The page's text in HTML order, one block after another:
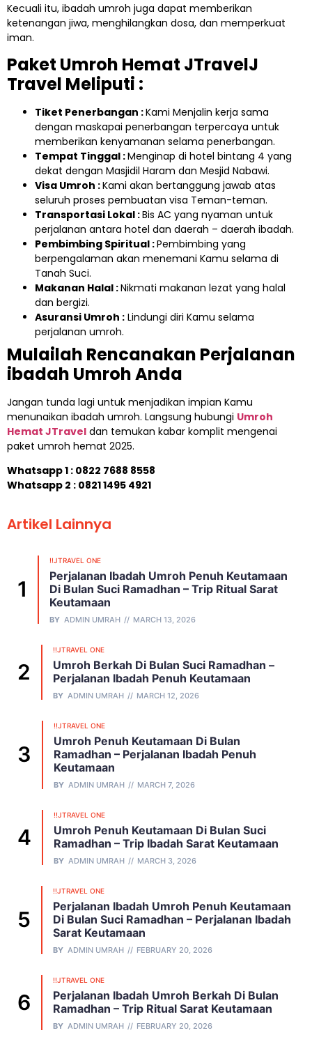
Kecuali itu, ibadah umroh juga dapat memberikan
ketenangan jiwa, menghilangkan dosa, dan memperkuat
iman.
Paket Umroh Hemat JTravelJ
Travel Meliputi :
Tiket Penerbangan :Kami Menjalin kerja sama
dengan maskapai penerbangan terpercaya untuk
memberikan kenyamanan selama penerbangan.
Tempat Tinggal :Menginap di hotel bintang 4 yang
dekat dengan Masjidil Haram dan Mesjid Nabawi.
Visa Umroh :Kami akan bertanggung jawab atas
seluruh proses pembuatan visa Teman-teman.
Transportasi Lokal :Bis AC yang nyaman untuk
perjalanan antara hotel dan daerah – daerah ibadah.
Pembimbing Spiritual :Pembimbing yang
berpengalaman akan menemani Kamu selama di
Tanah Suci.
Makanan Halal :Nikmati makanan lezat yang halal
dan bergizi.
Asuransi Umroh : Lindungi diri Kamu selama
perjalanan umroh.
Mulailah Rencanakan Perjalanan
ibadah Umroh Anda
Jangan tunda lagi untuk menjadikan impian Kamu
menunaikan ibadah umroh. Langsung hubungi Umroh
Hemat JTravel dan temukan kabar komplit mengenai
paket umroh hemat 2025.
Whatsapp 1 : 0822 7688 8558
Whatsapp 2 : 0821 1495 4921
Artikel Lainnya
!!JTRAVEL ONE
Perjalanan Ibadah Umroh Penuh Keutamaan
Di Bulan Suci Ramadhan – Trip Ritual Sarat
Keutamaan
BY ADMIN UMRAH MARCH 13, 2026
!!JTRAVEL ONE
Umroh Berkah Di Bulan Suci Ramadhan –
Perjalanan Ibadah Penuh Keutamaan
BY ADMIN UMRAH MARCH 12, 2026
!!JTRAVEL ONE
Umroh Penuh Keutamaan Di Bulan
Ramadhan – Perjalanan Ibadah Penuh
Keutamaan
BY ADMIN UMRAH MARCH 7, 2026
!!JTRAVEL ONE
Umroh Penuh Keutamaan Di Bulan Suci
Ramadhan – Trip Ibadah Sarat Keutamaan
BY ADMIN UMRAH MARCH 3, 2026
!!JTRAVEL ONE
Perjalanan Ibadah Umroh Penuh Keutamaan
Di Bulan Suci Ramadhan – Perjalanan Ibadah
Sarat Keutamaan
BY ADMIN UMRAH FEBRUARY 20, 2026
!!JTRAVEL ONE
Perjalanan Ibadah Umroh Berkah Di Bulan
Ramadhan – Trip Ritual Sarat Keutamaan
BY ADMIN UMRAH FEBRUARY 20, 2026